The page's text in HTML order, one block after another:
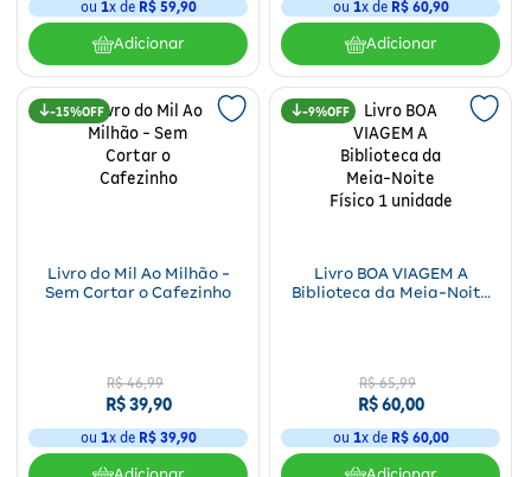
ou 1x de R$ 59,90
Adicionar
ou 1x de R$ 60,90
Adicionar
15%
Livro do Mil Ao Milhão -
Sem Cortar o Cafezinho
R$ 46,99
R$39,90
ou 1x de R$ 39,90
9%
Livro BOA VIAGEM A
Biblioteca da Meia-Noite
R$ 65,99
R$60,00
ou 1x de R$ 60,00